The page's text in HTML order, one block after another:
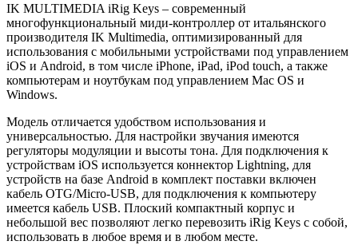
IK MULTIMEDIA iRig Keys – современный
многофункциональный миди-контроллер от итальянского
производителя IK Multimedia, оптимизированный для
использования с мобильными устройствами под управлением
iOS и Android, в том числе iPhone, iPad, iPod touch, а также
компьютерам и ноутбукам под управлением Mac OS и
Windows.
Модель отличается удобством использования и
универсальностью. Для настройки звучания имеются
регуляторы модуляции и высоты тона. Для подключения к
устройствам iOS используется коннектор Lightning, для
устройств на базе Android в комплект поставки включен
кабель OTG/Micro-USB, для подключения к компьютеру
имеется кабель USB. Плоский компактный корпус и
небольшой вес позволяют легко перевозить iRig Keys с собой,
использовать в любое время и в любом месте.